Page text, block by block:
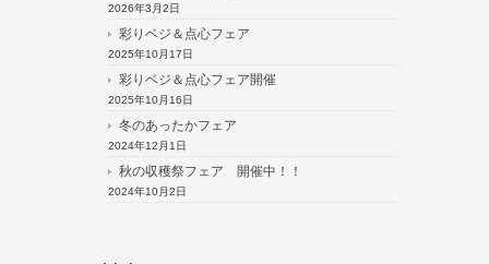
2026年3月2日
彩りベジ＆点心フェア
2025年10月17日
彩りベジ＆点心フェア開催
2025年10月16日
冬のあったかフェア
2024年12月1日
秋の収穫祭フェア 開催中！！
2024年10月2日